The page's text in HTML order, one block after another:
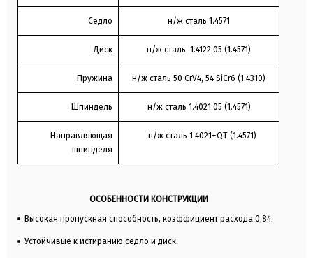
Седло н/ж сталь 1.4571
Диск н/ж сталь 1.4122.05 (1.4571)
Пружина н/ж сталь 50 CrV4, 54 SiCr6 (1.4310)
Шпиндель н/ж сталь 1.4021.05 (1.4571)
Направляющая
шпинделя
н/ж сталь 1.4021+QT (1.4571)
ОСОБЕННОСТИ КОНСТРУКЦИИ
Высокая пропускная способность, коэффициент расхода 0,84.
Устойчивые к истиранию седло и диск.